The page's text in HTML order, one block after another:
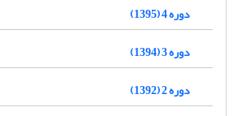
دوره 4 (1395)
دوره 3 (1394)
دوره 2 (1392)